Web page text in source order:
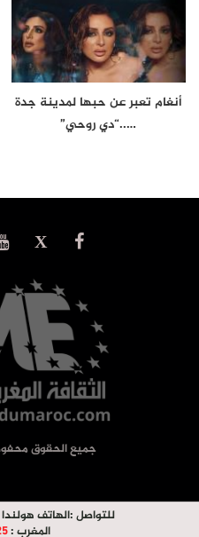
أنغام تعبر عن حبها لمدينة جدة
…..“دي روحي”
© جميع الحقوق محفوظة |
للتواصل :الهاتف
المغرب :